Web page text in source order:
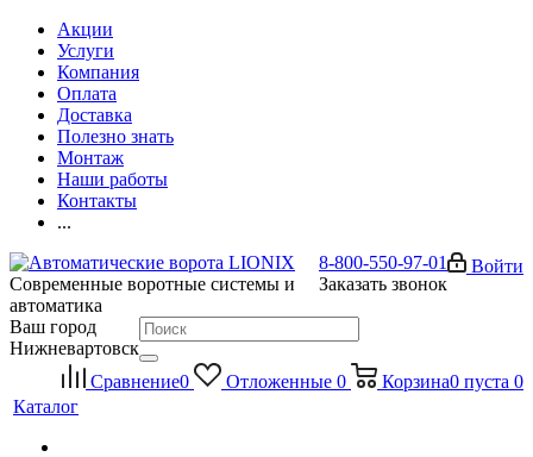
Акции
Услуги
Компания
Оплата
Доставка
Полезно знать
Монтаж
Наши работы
Контакты
...
Войти
8-800-550-97-01
Заказать звонок
Современные воротные системы и
автоматика
Ваш город
Нижневартовск
Сравнение0 Отложенные 0 Корзина0 пуста 0
Каталог